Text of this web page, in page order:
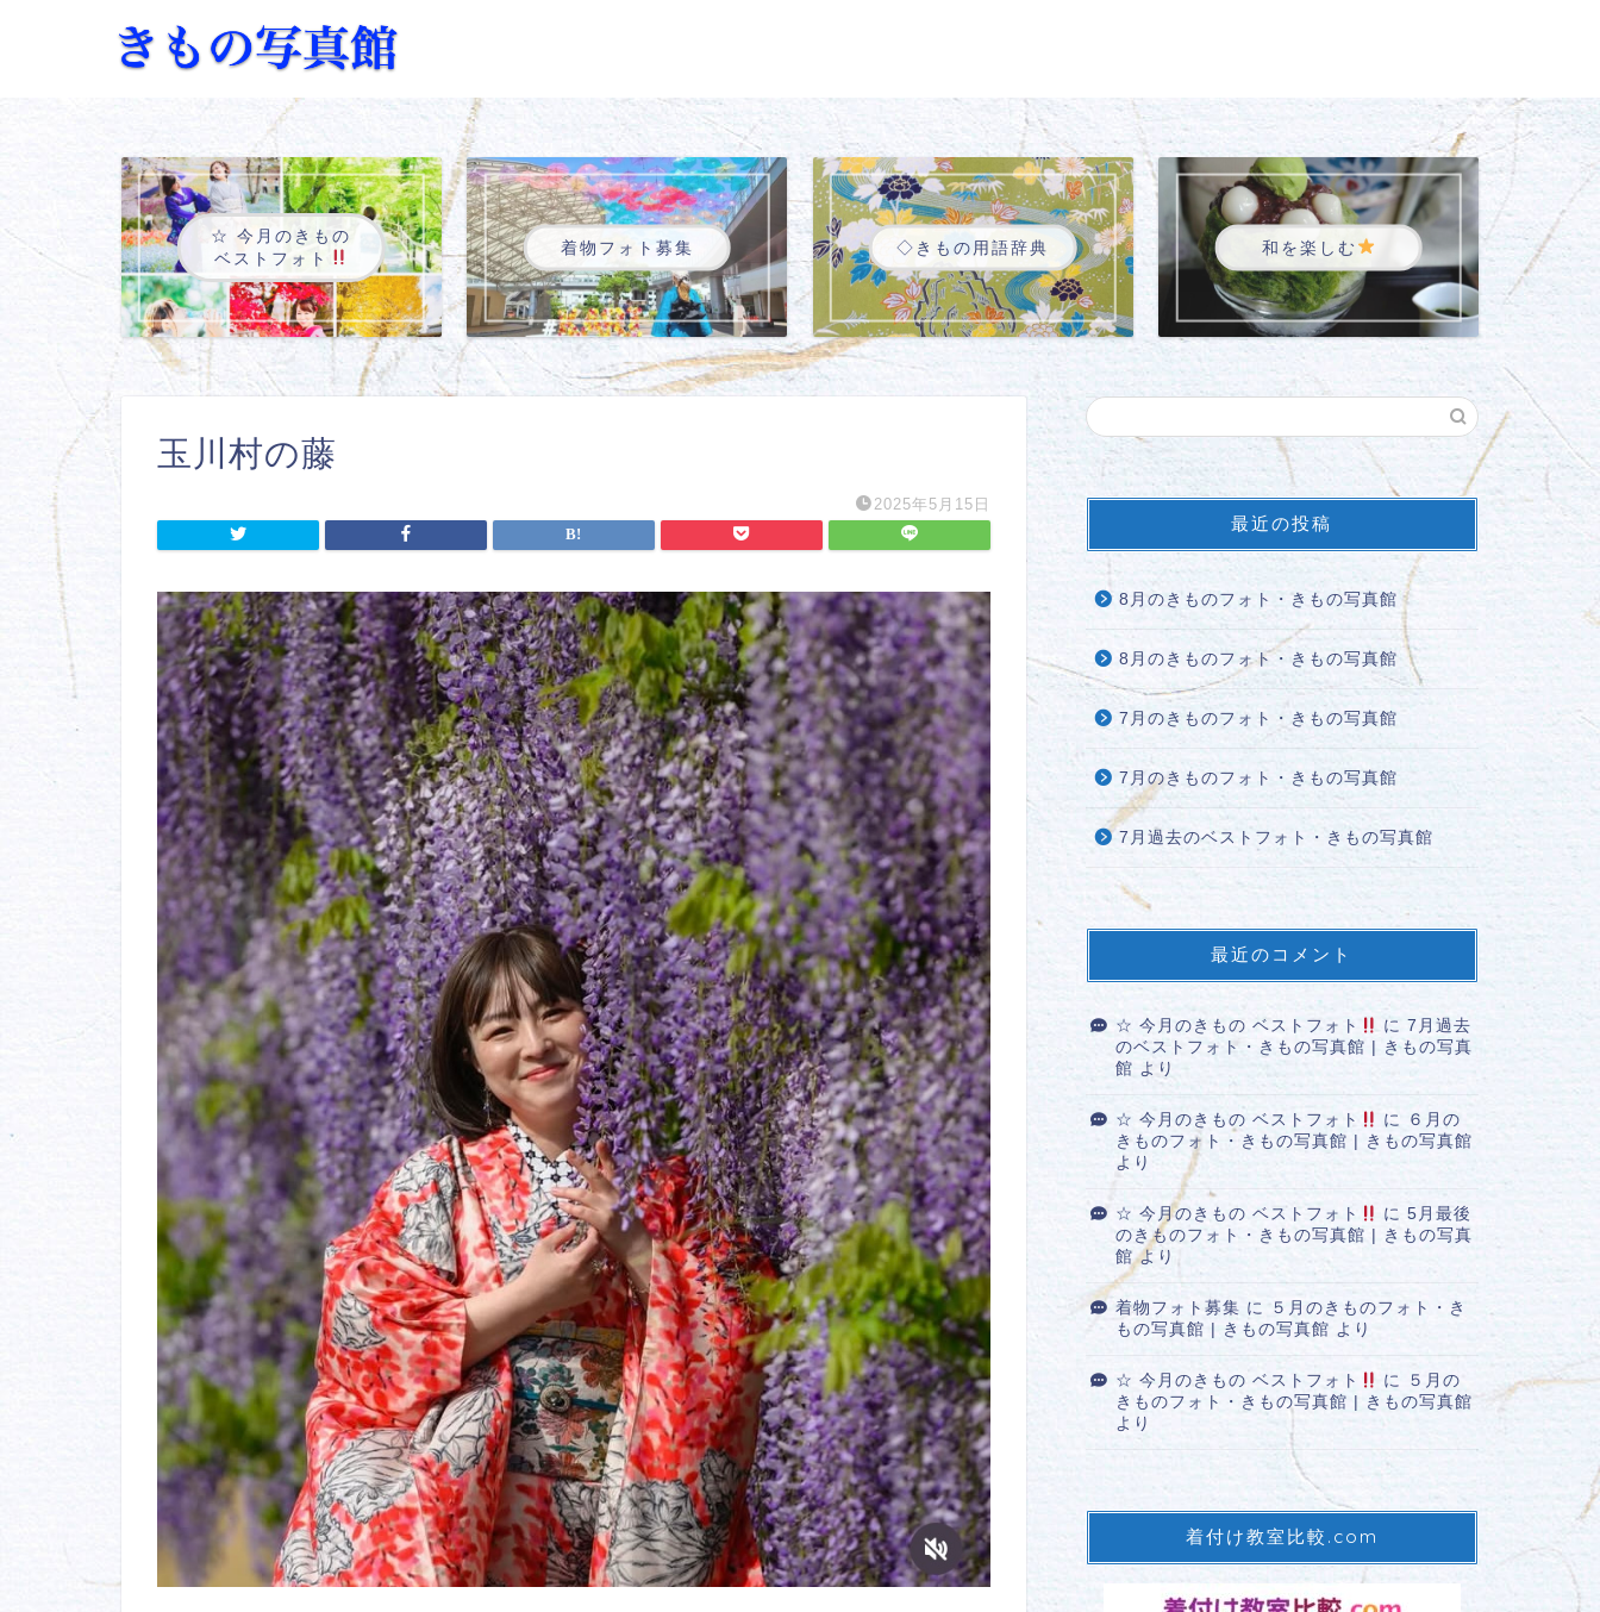
☆ 今月のきもの
ベストフォト
着物フォト募集 ◇きもの用語辞典 和を楽しむ
玉川村の藤
2025年5月15日
最近の投稿
8月のきものフォト・きもの写真館
8月のきものフォト・きもの写真館
7月のきものフォト・きもの写真館
7月のきものフォト・きもの写真館
7月過去のベストフォト・きもの写真館
最近のコメント
☆ 今月のきもの ベストフォト に7月過去
のベストフォト・きもの写真館 | きもの写真
館 より
☆ 今月のきもの ベストフォト に
６月の
きものフォト・きもの写真館 | きもの写真館
より
☆ 今月のきもの ベストフォト に5月最後
のきものフォト・きもの写真館 | きもの写真
館より
着物フォト募集 に５月のきものフォト・き
もの写真館 | きもの写真館 より
☆ 今月のきもの ベストフォト に
５月の
きものフォト・きもの写真館 | きもの写真館
より
着付け教室比較.com